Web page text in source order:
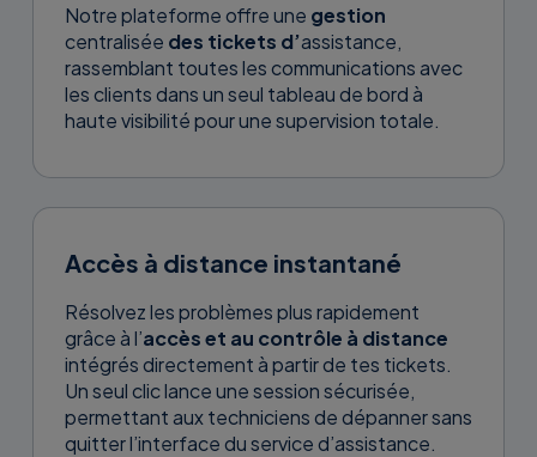
Notre plateforme offre une gestion
centralisée des tickets d’assistance,
rassemblant toutes les communications avec
les clients dans un seul tableau de bord à
haute visibilité pour une supervision totale.
Accès à distance instantané
Résolvez les problèmes plus rapidement
grâce à l’accès et au contrôle à distance
intégrés directement à partir de tes tickets.
Un seul clic lance une session sécurisée,
permettant aux techniciens de dépanner sans
quitter l’interface du service d’assistance.